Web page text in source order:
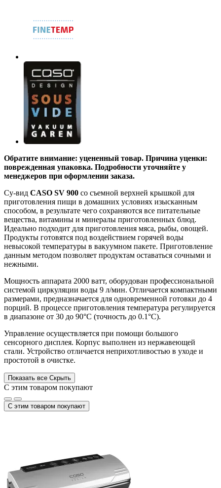
Обратите внимание: уцененный товар. Причина уценки:
поврежденная упаковка. Подробности уточняйте у
менеджеров при оформлении заказа.
Су-вид CASO SV 900 со съемной верхней крышкой для
приготовления пищи в домашних условиях изысканным
способом, в результате чего сохраняются все питательные
вещества, витамины и минералы приготовленных блюд.
Идеально подходит для приготовления мяса, рыбы, овощей.
Продукты готовятся под воздействием горячей воды
невысокой температуры в вакуумном пакете. Приготовление
данным методом позволяет продуктам оставаться сочными и
нежными.
Мощность аппарата 2000 ватт, оборудован профессиональной
системой циркуляции воды 9 л/мин. Отличается компактными
размерами, предназначается для одновременной готовки до 4
порций. В процессе приготовления температура регулируется
в диапазоне от 30 до 90°C (точность до 0.1°C).
Управление осуществляется при помощи большого
сенсорного дисплея. Корпус выполнен из нержавеющей
стали. Устройство отличается неприхотливостью в уходе и
простотой в очистке.
Показать все Скрыть
С этим товаром покупают
С этим товаром покупают